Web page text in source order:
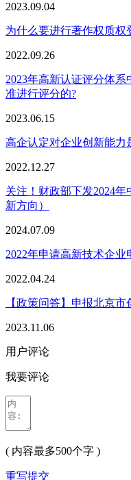
2023.09.04
为什么要进行著作权质权
2022.09.26
2023年高新认证评分体
准进行评分的?
2023.06.15
高企认定对企业创新能力
2022.12.27
关注！财政部下发2024
新方向）
2024.07.09
2022年申请高新技术企
2022.04.24
【政策问答】申报北京
2023.11.06
用户评论
我要评论
( 内容最多500个字 )
重写提交